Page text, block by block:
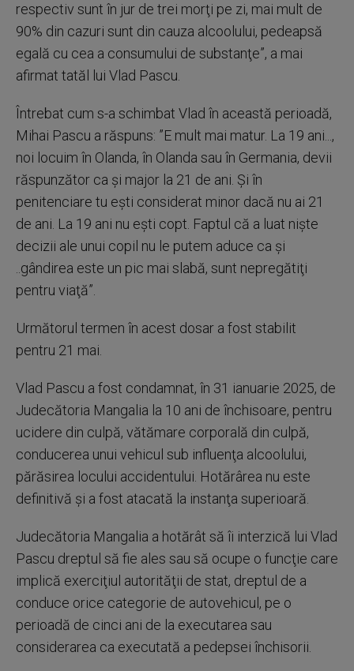
respectiv sunt în jur de trei morţi pe zi, mai mult de
90% din cazuri sunt din cauza alcoolului, pedeapsă
egală cu cea a consumului de substanţe”, a mai
afirmat tatăl lui Vlad Pascu.
Întrebat cum s-a schimbat Vlad în această perioadă,
Mihai Pascu a răspuns: ”E mult mai matur. La 19 ani...,
noi locuim în Olanda, în Olanda sau în Germania, devii
răspunzător ca şi major la 21 de ani. Şi în
penitenciare tu eşti considerat minor dacă nu ai 21
de ani. La 19 ani nu eşti copt. Faptul că a luat nişte
decizii ale unui copil nu le putem aduce ca şi
..gândirea este un pic mai slabă, sunt nepregătiţi
pentru viaţă”.
Următorul termen în acest dosar a fost stabilit
pentru 21 mai.
Vlad Pascu a fost condamnat, în 31 ianuarie 2025, de
Judecătoria Mangalia la 10 ani de închisoare, pentru
ucidere din culpă, vătămare corporală din culpă,
conducerea unui vehicul sub influenţa alcoolului,
părăsirea locului accidentului. Hotărârea nu este
definitivă şi a fost atacată la instanţa superioară.
Judecătoria Mangalia a hotărât să îi interzică lui Vlad
Pascu dreptul să fie ales sau să ocupe o funcţie care
implică exerciţiul autorităţii de stat, dreptul de a
conduce orice categorie de autovehicul, pe o
perioadă de cinci ani de la executarea sau
considerarea ca executată a pedepsei închisorii.